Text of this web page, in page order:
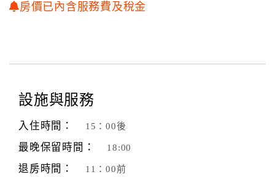
客
客
意
度
房價已內含服務費及稅金
設施與服務
入住時間： 15：00後
最晚保留時間： 18:00
退房時間： 11：00前